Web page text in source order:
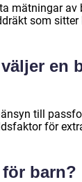
mätningar av
som sitter
en
till
för
barn?